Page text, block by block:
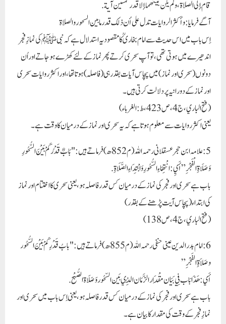
قام إلى الصلاة، ولم يكن بينهما إلا قدر خمسين آية.
آگے فرمایا: وأكثر الروايات تدل على أن ذلك قدر ما بين السحور والصلاة
اِس باب میں اس حدیث سے امام بخاری ؒ کا مقصود یہ استدلال ہے کہ نبیﷺ کی نمازِ فجر
اندھیرے میں ہوتی تھی، تو آپ سحری کرتے پھر نماز کے لئے کھڑے ہوجاتے اور اُن
دونوں (سحری اور نماز) میں پچاس آیات بقدر ہی (فاصلہ) ہوتا تھا، اور اکثر روایات سحری
اور نماز کے دورانیہ پر دلالت کرتی ہیں۔
(فتح الباري، ج4، ص423، ط: الغرباء)
یعنی اکثر روایات سے معلوم ہوتا ہے کہ یہ سحری اور نماز کے درمیان کا وقت ہے۔
5: علامہ ابن حجر عسقلانی رحمہ اللہ (م852ھ) فرماتے ہیں: "بَابٌ قَدْرُ كَمْ بَيْنَ السُّحُورِ
وَصَلَاةِ الْفَجْرِ” أَيِ: انْتِهَاءِ السُّحُورِ وَابْتِدَاءِ الصَّلَاةِ.
باب ہے سحری اور فجر کی نماز کے درمیان کس قدر فاصلہ ہو، یعنی سحری کا اختتام اور نماز
کی ابتداء (پچاس آیت پڑھنے کے بقدر)
(فتح الباري، ج4، ص138)
6: امام بدر الدین عینی حنفی رحمہ اللہ (م855ھ) فرماتے ہیں: "بابُ قَدْرِكَمْ بَيْنَ السُّحُور
وصَلاَةِ الفَجْرِ”
أَي: هَذَا بَاب فِي بَيَان مِقْدَار الزَّمَان الَّذِي بَين السّحُور وَصَلَاة الصُّبْح.
باب ہے سحری اور فجر کی نماز کے درمیان کس قدر فاصلہ ہو، یعنی اِس باب میں سحری اور
نمازِ فجر کے وقت کی مقدار کا بیان ہے۔